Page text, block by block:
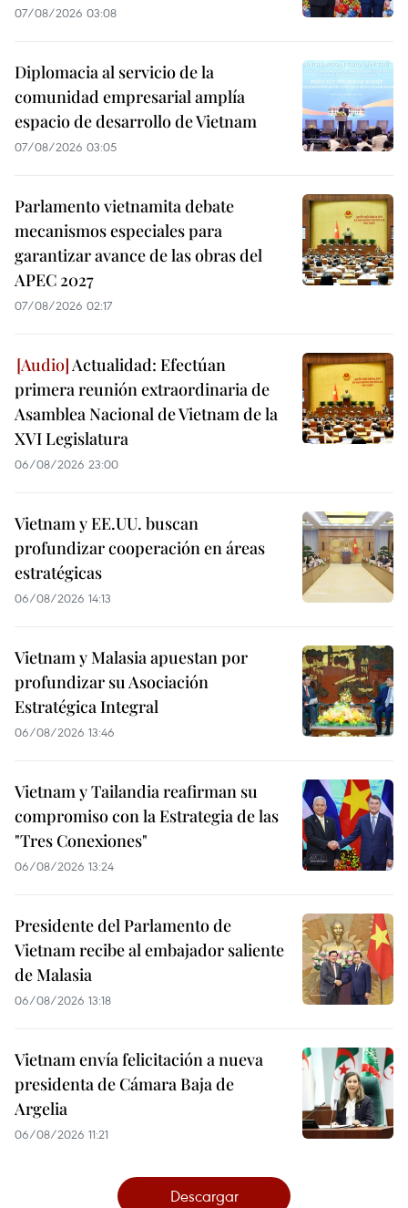
07/08/2026 03:08
Diplomacia al servicio de la
comunidad empresarial amplía
espacio de desarrollo de Vietnam
07/08/2026 03:05
Parlamento vietnamita debate
mecanismos especiales para
garantizar avance de las obras del
APEC 2027
07/08/2026 02:17
Actualidad: Efectúan
primera reunión extraordinaria de
Asamblea Nacional de Vietnam de la
XVI Legislatura
06/08/2026 23:00
Vietnam y EE.UU. buscan
profundizar cooperación en áreas
estratégicas
06/08/2026 14:13
Vietnam y Malasia apuestan por
profundizar su Asociación
Estratégica Integral
06/08/2026 13:46
Vietnam y Tailandia reafirman su
compromiso con la Estrategia de las
"Tres Conexiones"
06/08/2026 13:24
Presidente del Parlamento de
Vietnam recibe al embajador saliente
de Malasia
06/08/2026 13:18
Vietnam envía felicitación a nueva
presidenta de Cámara Baja de
Argelia
06/08/2026 11:21
Descargar